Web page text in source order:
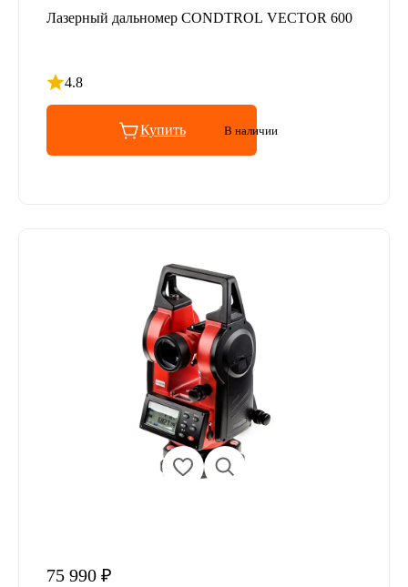
Лазерный дальномер CONDTROL VECTOR 600
4.8
Рейтинг 4.8 из 5
Купить В наличии
75 990 ₽